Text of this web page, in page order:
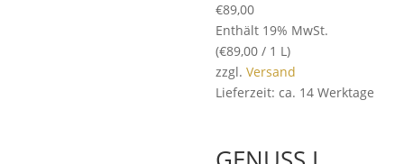
€89,00
Enthält 19% MwSt.
(€89,00 / 1 L)
zzgl. Versand
Lieferzeit: ca. 14 Werktage